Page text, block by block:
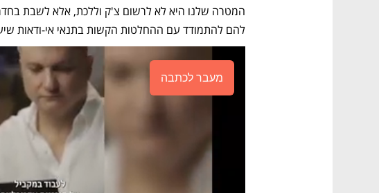
להם להתמודד עם ההחלטות הקשות בתנאי אי-ודאות
מעבר לכתבה